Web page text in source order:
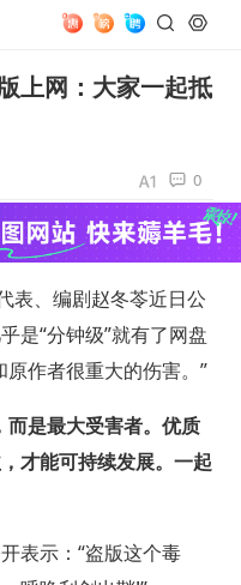
上网：大家一起抵
0
表、编剧赵冬苓近日公
是“分钟级”就有了网盘
作者很重大的伤害。”
是最大受害者。优质
才能可持续发展。一起
表示：“盗版这个毒